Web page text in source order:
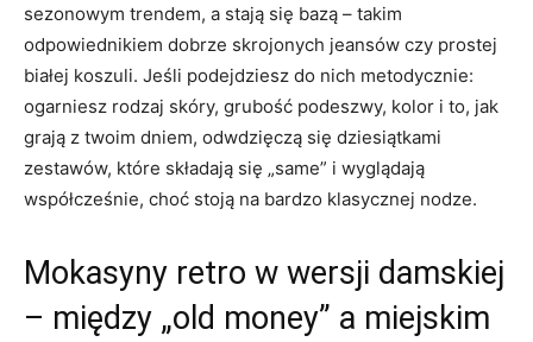
sezonowym trendem, a stają się bazą – takim
odpowiednikiem dobrze skrojonych jeansów czy prostej
białej koszuli. Jeśli podejdziesz do nich metodycznie:
ogarniesz rodzaj skóry, grubość podeszwy, kolor i to, jak
grają z twoim dniem, odwdzięczą się dziesiątkami
zestawów, które składają się „same” i wyglądają
współcześnie, choć stoją na bardzo klasycznej nodze.
Mokasyny retro w wersji damskiej
– między „old money” a miejskim